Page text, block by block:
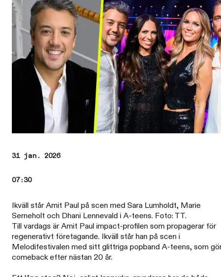
31 jan. 2026
07:30
Ikväll står Amit Paul på scen med Sara Lumholdt, Marie
Serneholt och Dhani Lennevald i A-teens. Foto: TT.
Till vardags är Amit Paul impact-profilen som propagerar för
regenerativt företagande. Ikväll står han på scen i
Melodifestivalen med sitt glittriga popband A-teens, som
comeback efter nästan 20 år.